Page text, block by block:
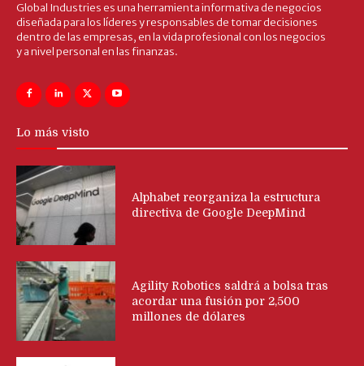
Global Industries es una herramienta informativa de negocios
diseñada para los líderes y responsables de tomar decisiones
dentro de las empresas, en la vida profesional con los negocios
y a nivel personal en las finanzas.
Lo más visto
Alphabet reorganiza la estructura
directiva de Google DeepMind
Agility Robotics saldrá a bolsa tras
acordar una fusión por 2,500
millones de dólares